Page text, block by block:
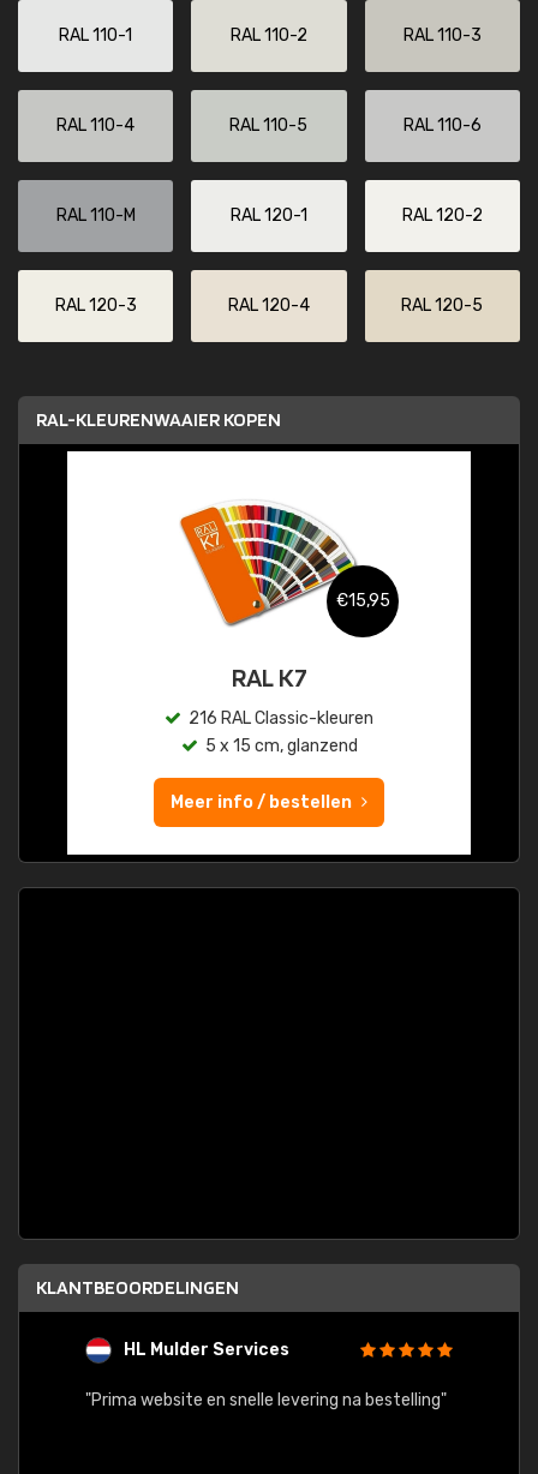
RAL 110-1 RAL 110-2 RAL 110-3
RAL 110-4 RAL 110-5 RAL 110-6
RAL 110-M RAL 120-1 RAL 120-2
RAL 120-3 RAL 120-4 RAL 120-5
RAL-KLEURENWAAIER KOPEN
€15,95
RAL K7
216 RAL Classic-kleuren
5 x 15 cm, glanzend
Meer info / bestellen
KLANTBEOORDELINGEN
HL Mulder Services
"Prima website en snelle levering na bestelling"